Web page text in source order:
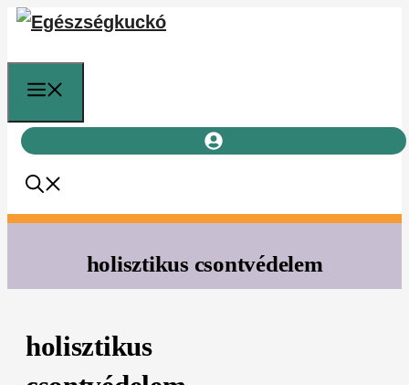
Kilépés
holisztikus csontvédelem
holisztikus